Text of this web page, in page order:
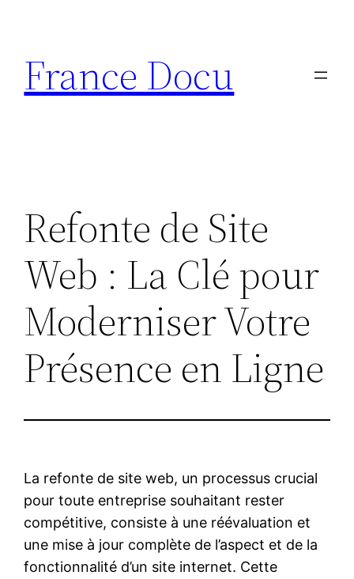
contenu
France Docu
Refonte de Site
Web : La Clé pour
Moderniser Votre
Présence en Ligne
La refonte de site web, un processus crucial
pour toute entreprise souhaitant rester
compétitive, consiste à une réévaluation et
une mise à jour complète de l’aspect et de la
fonctionnalité d’un site internet. Cette